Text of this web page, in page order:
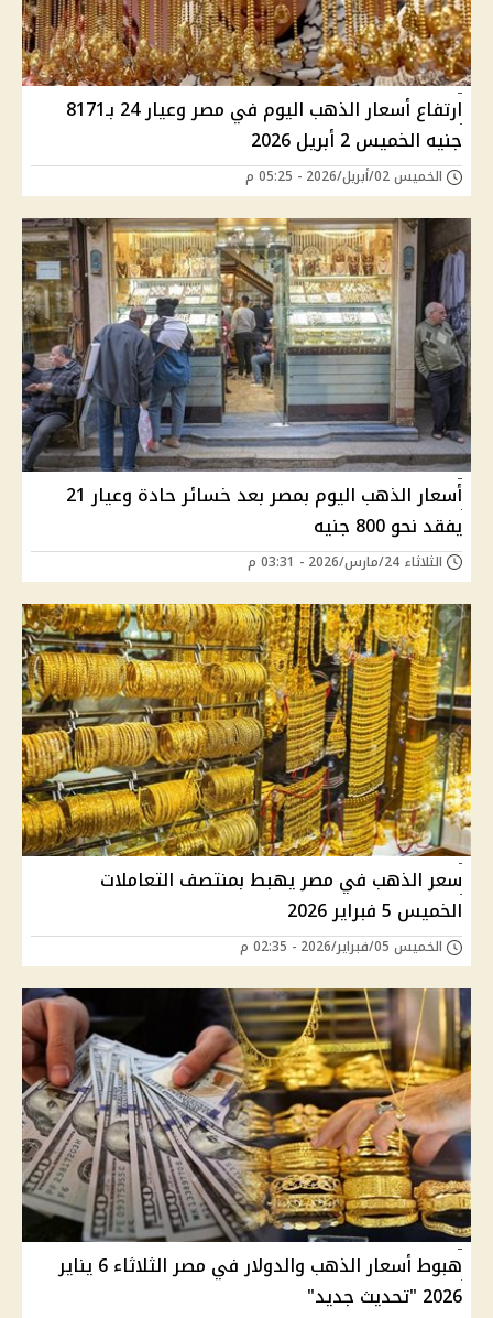
ارتفاع أسعار الذهب اليوم في مصر وعيار 24 بـ8171
جنيه الخميس 2 أبريل 2026
الخميس 02/أبريل/2026 - 05:25 م
أسعار الذهب اليوم بمصر بعد خسائر حادة وعيار 21
يفقد نحو 800 جنيه
الثلاثاء 24/مارس/2026 - 03:31 م
سعر الذهب في مصر يهبط بمنتصف التعاملات
الخميس 5 فبراير 2026
الخميس 05/فبراير/2026 - 02:35 م
هبوط أسعار الذهب والدولار في مصر الثلاثاء 6 يناير
2026 "تحديث جديد"